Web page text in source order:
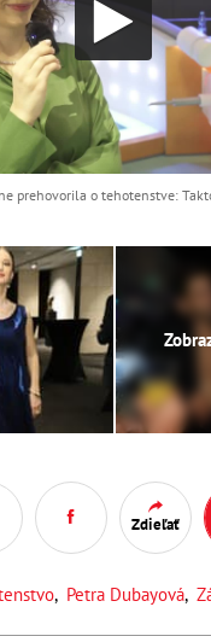
prehovorila o tehotenstve:
Zdieľať
, Petra Dubayová,